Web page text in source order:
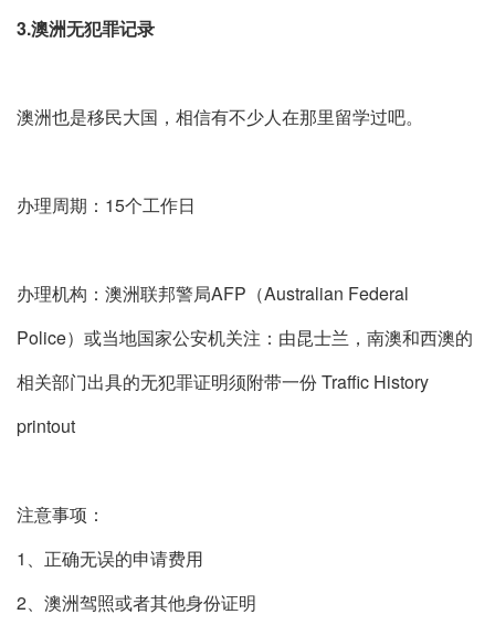
3.澳洲无犯罪记录
澳洲也是移民大国，相信有不少人在那里留学过吧。
办理周期：15个工作日
办理机构：澳洲联邦警局AFP（Australian Federal
Police）或当地国家公安机关注：由昆士兰，南澳和西澳的
相关部门出具的无犯罪证明须附带一份 Traffic History
printout
注意事项：
1、正确无误的申请费用
2、澳洲驾照或者其他身份证明